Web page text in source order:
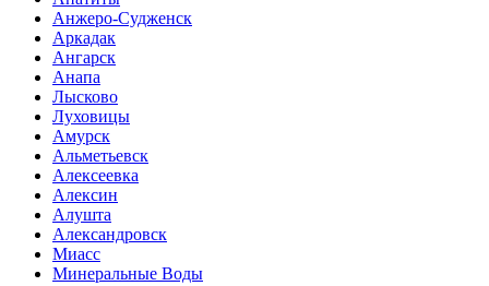
Анжеро-Судженск
Аркадак
Ангарск
Анапа
Лысково
Луховицы
Амурск
Альметьевск
Алексеевка
Алексин
Алушта
Александровск
Миасс
Минеральные Воды